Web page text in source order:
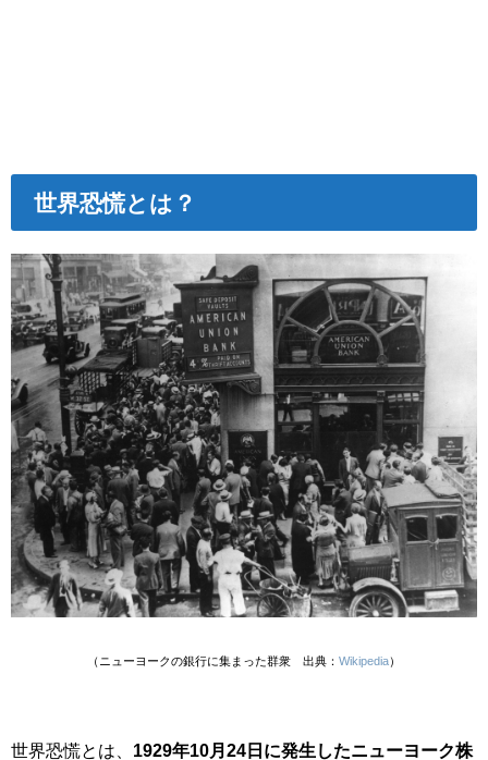
世界恐慌とは？
（ニューヨークの銀行に集まった群衆 出典： Wikipedia）
世界恐慌とは、 1929年10月24日に発生したニューヨーク株